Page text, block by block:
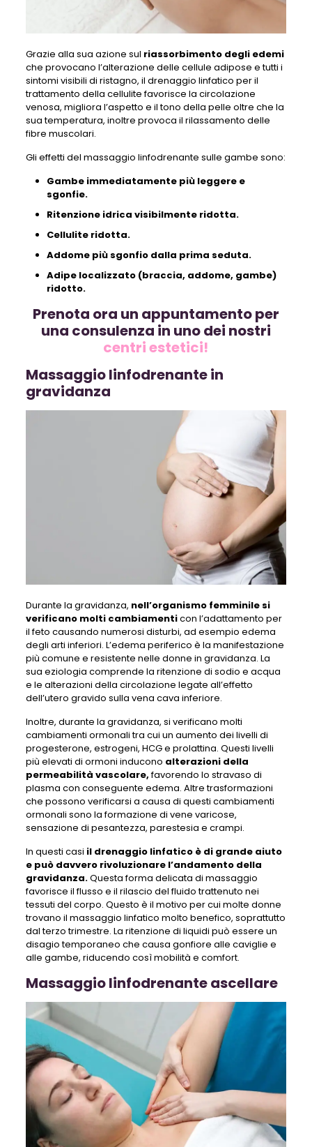
Grazie alla sua azione sul riassorbimento degli edemi
che provocano l’alterazione delle cellule adipose e tutti i
sintomi visibili di ristagno, il drenaggio linfatico per il
trattamento della cellulite favorisce la circolazione
venosa, migliora l’aspetto e il tono della pelle oltre che la
sua temperatura, inoltre provoca il rilassamento delle
fibre muscolari.
Gli effetti del massaggio linfodrenante sulle gambe sono:
Gambe immediatamente più leggere e
sgonfie.
Ritenzione idrica visibilmente ridotta.
Cellulite ridotta.
Addome più sgonfio dalla prima seduta.
Adipe localizzato (braccia, addome, gambe)
ridotto.
Prenota ora un appuntamento per
una consulenza in uno dei nostri
centri estetici!
Massaggio linfodrenante in
gravidanza
Durante la gravidanza, nell’organismo femminile si
verificano molti cambiamenticon l’adattamento per
il feto causando numerosi disturbi, ad esempio edema
degli arti inferiori. L’edema periferico è la manifestazione
più comune e resistente nelle donne in gravidanza. La
sua eziologia comprende la ritenzione di sodio e acqua
e le alterazioni della circolazione legate all’effetto
dell’utero gravido sulla vena cava inferiore.
Inoltre, durante la gravidanza, si verificano molti
cambiamenti ormonali tra cui un aumento dei livelli di
progesterone, estrogeni, HCG e prolattina. Questi livelli
più elevati di ormoni inducono alterazioni della
permeabilità vascolare,favorendo lo stravaso di
plasma con conseguente edema. Altre trasformazioni
che possono verificarsi a causa di questi cambiamenti
ormonali sono la formazione di vene varicose,
sensazione di pesantezza, parestesia e crampi.
In questi casi il drenaggio linfatico è di grande aiuto
e può davvero rivoluzionare l’andamento della
gravidanza.Questa forma delicata di massaggio
favorisce il flusso e il rilascio del fluido trattenuto nei
tessuti del corpo. Questo è il motivo per cui molte donne
trovano il massaggio linfatico molto benefico, soprattutto
dal terzo trimestre. La ritenzione di liquidi può essere un
disagio temporaneo che causa gonfiore alle caviglie e
alle gambe, riducendo così mobilità e comfort.
Massaggio linfodrenante ascellare